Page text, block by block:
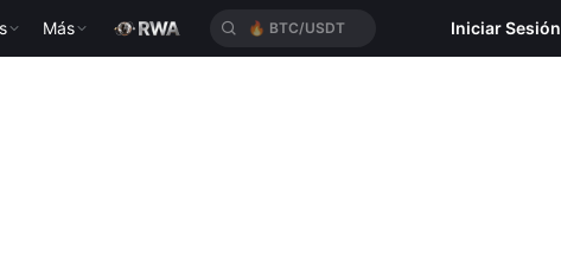
Más 🔥 BTC/USDT Iniciar Sesión